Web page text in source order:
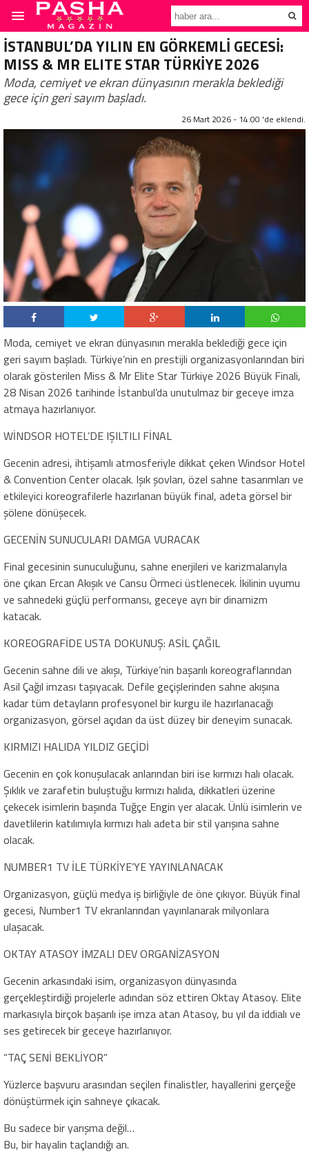
İSTANBUL’DA YILIN EN GÖRKEMLİ GECESİ:
MISS & MR ELITE STAR TÜRKİYE 2026
Moda, cemiyet ve ekran dünyasının merakla beklediği
gece için geri sayım başladı.
26 Mart 2026 - 14:00 'de eklendi.
Moda, cemiyet ve ekran dünyasının merakla beklediği gece için
geri sayım başladı. Türkiye’nin en prestijli organizasyonlarından biri
olarak gösterilen Miss & Mr Elite Star Türkiye 2026 Büyük Finali,
28 Nisan 2026 tarihinde İstanbul’da unutulmaz bir geceye imza
atmaya hazırlanıyor.
WİNDSOR HOTEL’DE IŞILTILI FİNAL
Gecenin adresi, ihtişamlı atmosferiyle dikkat çeken Windsor Hotel
& Convention Center olacak. Işık şovları, özel sahne tasarımları ve
etkileyici koreografilerle hazırlanan büyük final, adeta görsel bir
şölene dönüşecek.
GECENİN SUNUCULARI DAMGA VURACAK
Final gecesinin sunuculuğunu, sahne enerjileri ve karizmalarıyla
öne çıkan Ercan Akışık ve Cansu Örmeci üstlenecek. İkilinin uyumu
ve sahnedeki güçlü performansı, geceye ayrı bir dinamizm
katacak.
KOREOGRAFİDE USTA DOKUNUŞ: ASİL ÇAĞIL
Gecenin sahne dili ve akışı, Türkiye’nin başarılı koreograflarından
Asil Çağıl imzası taşıyacak. Defile geçişlerinden sahne akışına
kadar tüm detayların profesyonel bir kurgu ile hazırlanacağı
organizasyon, görsel açıdan da üst düzey bir deneyim sunacak.
KIRMIZI HALIDA YILDIZ GEÇİDİ
Gecenin en çok konuşulacak anlarından biri ise kırmızı halı olacak.
Şıklık ve zarafetin buluştuğu kırmızı halıda, dikkatleri üzerine
çekecek isimlerin başında Tuğçe Engin yer alacak. Ünlü isimlerin ve
davetlilerin katılımıyla kırmızı halı adeta bir stil yarışına sahne
olacak.
NUMBER1 TV İLE TÜRKİYE’YE YAYINLANACAK
Organizasyon, güçlü medya iş birliğiyle de öne çıkıyor. Büyük final
gecesi, Number1 TV ekranlarından yayınlanarak milyonlara
ulaşacak.
OKTAY ATASOY İMZALI DEV ORGANİZASYON
Gecenin arkasındaki isim, organizasyon dünyasında
gerçekleştirdiği projelerle adından söz ettiren Oktay Atasoy. Elite
markasıyla birçok başarılı işe imza atan Atasoy, bu yıl da iddialı ve
ses getirecek bir geceye hazırlanıyor.
“TAÇ SENİ BEKLİYOR”
Yüzlerce başvuru arasından seçilen finalistler, hayallerini gerçeğe
dönüştürmek için sahneye çıkacak.
Bu sadece bir yarışma değil…
Bu, bir hayalin taçlandığı an.